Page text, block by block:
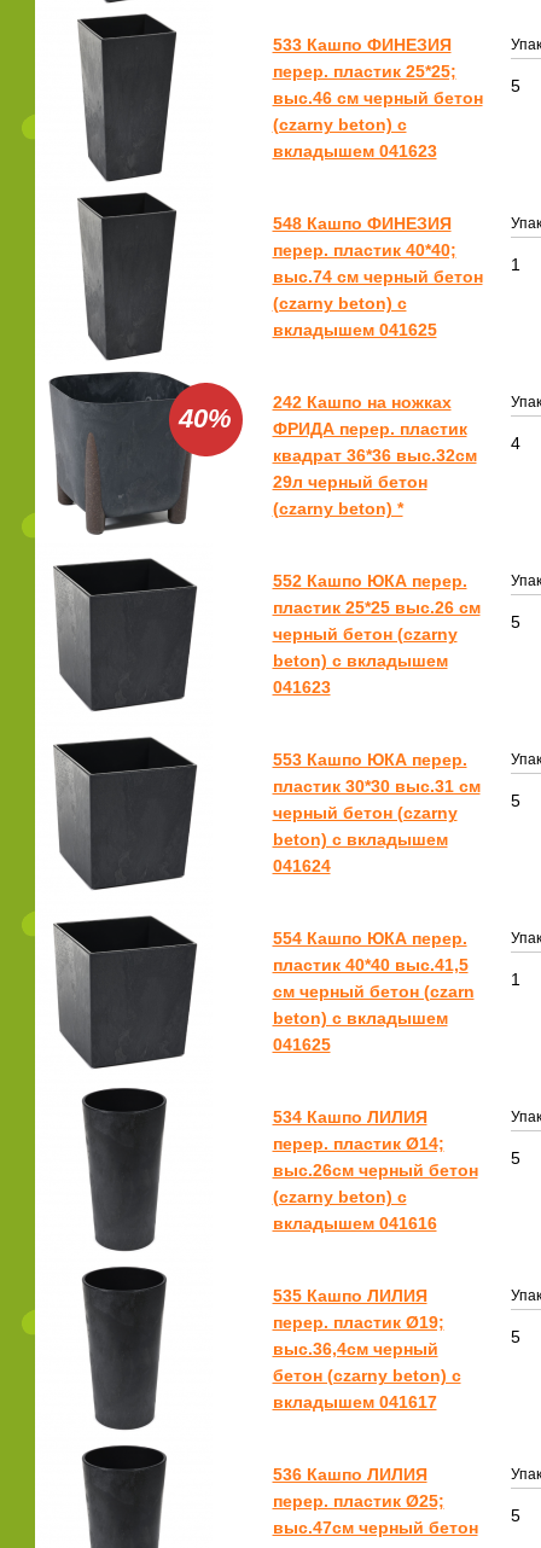
533 Кашпо ФИНЕЗИЯ
перер. пластик 25*25;
выс.46 см черный бетон
(czarny beton) с
вкладышем 041623
5
548 Кашпо ФИНЕЗИЯ
перер. пластик 40*40;
выс.74 см черный бетон
(czarny beton) с
вкладышем 041625
1
40%
242 Кашпо на ножках
ФРИДА перер. пластик
квадрат 36*36 выс.32см
29л черный бетон
(czarny beton) *
4
552 Кашпо ЮКА перер.
пластик 25*25 выс.26 см
черный бетон (czarny
beton) с вкладышем
041623
5
553 Кашпо ЮКА перер.
пластик 30*30 выс.31 см
черный бетон (czarny
beton) с вкладышем
041624
5
554 Кашпо ЮКА перер.
пластик 40*40 выс.41,5
см черный бетон (czarn
beton) с вкладышем
041625
1
534 Кашпо ЛИЛИЯ
перер. пластик Ø14;
выс.26см черный бетон
(czarny beton) с
вкладышем 041616
5
535 Кашпо ЛИЛИЯ
перер. пластик Ø19;
выс.36,4см черный
бетон (czarny beton) с
вкладышем 041617
5
536 Кашпо ЛИЛИЯ
перер. пластик Ø25;
выс.47см черный бетон
5